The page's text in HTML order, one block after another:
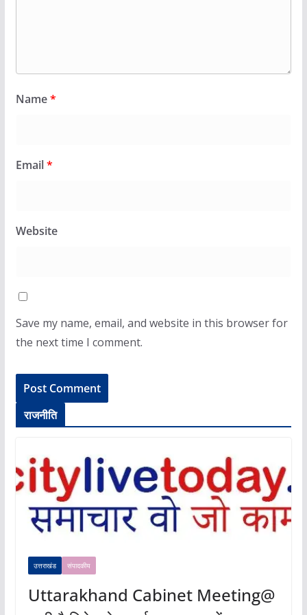
Name*
Email*
Website
Save my name, email, and website in this browser for
the next time I comment.
राजनीति
उत्तराखंड संपादकीय
Uttarakhand Cabinet Meeting@